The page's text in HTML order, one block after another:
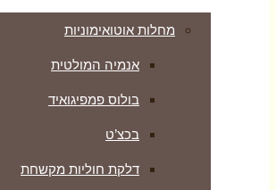
מחלות אוטואימוניות
אנמיה המולטית
בולוס פמפיגואיד
בכצ’ט
דלקת חוליות מקשחת